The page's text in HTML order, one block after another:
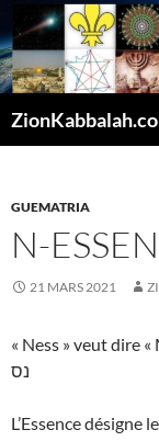
GUEMATRIA
N-
21 MARS 2021
« Ness » veut dire
נס
L’Essence désigne